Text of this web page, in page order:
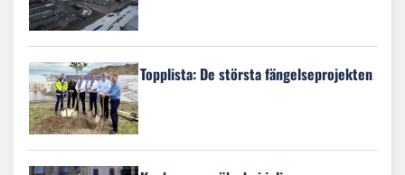
Topplista: De största fängelseprojekten